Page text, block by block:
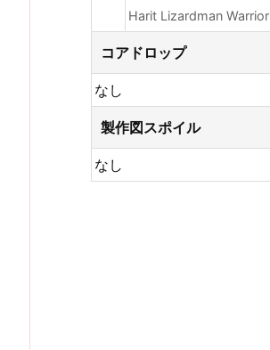
Harit Lizardman Warrior
コアドロップ
なし
製作図スポイル
なし